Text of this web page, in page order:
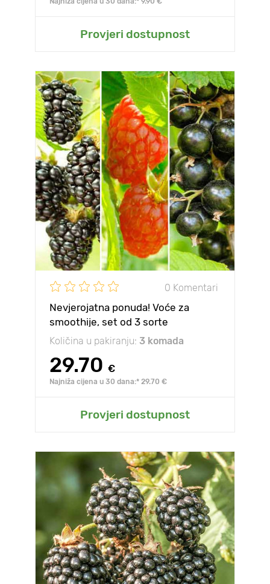
Provjeri dostupnost
0 Komentari
Nevjerojatna ponuda! Voće za
smoothije, set od 3 sorte
Količina u pakiranju: 3 komada
29.70 €
Najniža cijena u 30 dana:* 29.70 €
Provjeri dostupnost